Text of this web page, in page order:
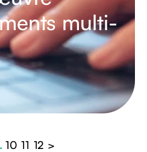
multi-
10 11 12 >